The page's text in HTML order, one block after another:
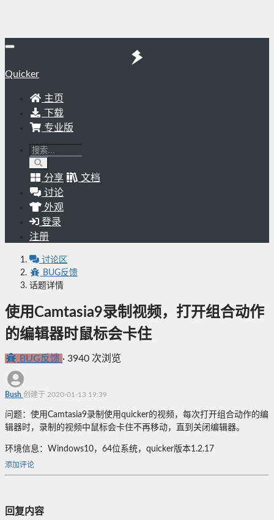
Quicker
主页
下载
专业版
分享
文档
讨论
外观
登录
注册
讨论区
BUG反馈
话题详情
使用Camtasia9录制视频，打开组合动作
的编辑器时鼠标会卡住
BUG反馈 · 3940 次浏览
Bush 创建于 2020-01-13 19:39
问题：使用Camtasia9录制使用quicker的视频，每次打开组合动作的编
辑器时，录制的视频中鼠标会卡住不再移动，直到关闭编辑器。
环境信息：Windows10，64位系统，quicker版本1.2.17
添加评论
回复内容